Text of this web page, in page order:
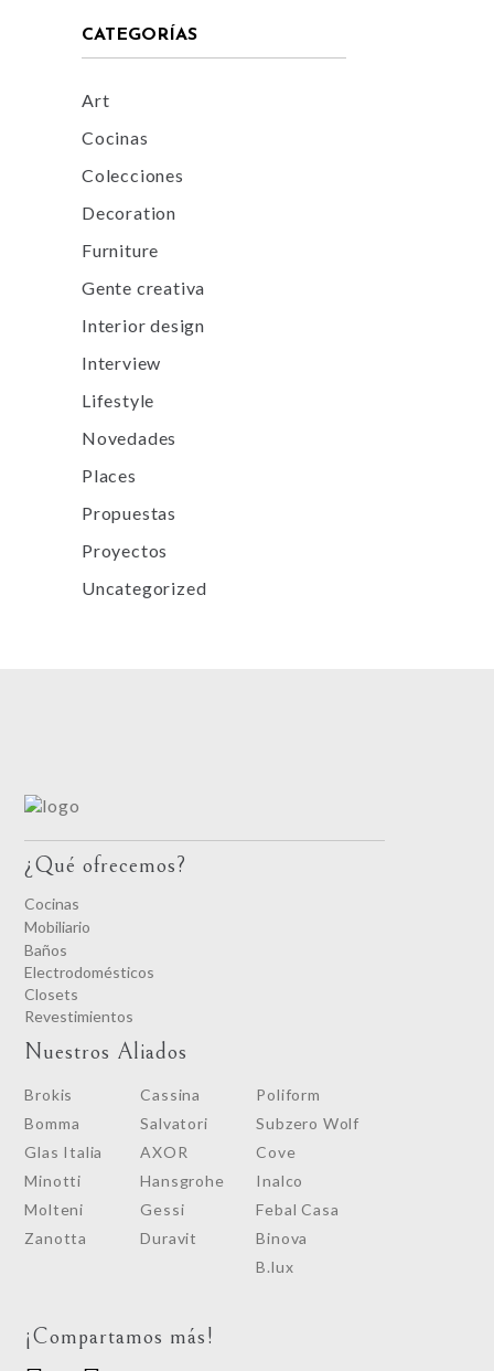
CATEGORÍAS
Art
Cocinas
Colecciones
Decoration
Furniture
Gente creativa
Interior design
Interview
Lifestyle
Novedades
Places
Propuestas
Proyectos
Uncategorized
¿Qué ofrecemos?
Cocinas
Mobiliario
Baños
Electrodomésticos
Closets
Revestimientos
Nuestros Aliados
Brokis
Bomma
Glas Italia
Minotti
Molteni
Zanotta
Cassina
Salvatori
AXOR
Hansgrohe
Gessi
Duravit
Poliform
Subzero Wolf
Cove
Inalco
Febal Casa
Binova
B.lux
¡Compartamos más!